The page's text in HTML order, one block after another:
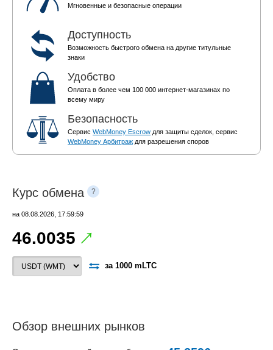
Мгновенные и безопасные операции
Доступность
Возможность быстрого обмена на другие титульные
знаки
Удобство
Оплата в более чем 100 000 интернет-магазинах по
всему миру
Безопасность
Сервис WebMoney Escrow для защиты сделок, сервис
WebMoney Арбитраж для разрешения споров
Курс обмена ?
на 08.08.2026, 17:59:59
46.0035
за 1000 mLTC
Обзор внешних рынков